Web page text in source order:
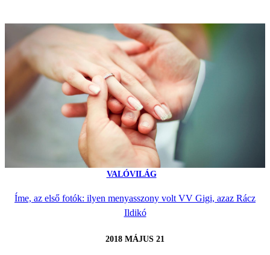
VALÓVILÁG
Íme, az első fotók: ilyen menyasszony volt VV Gigi, azaz Rácz
Ildikó
2018 MÁJUS 21